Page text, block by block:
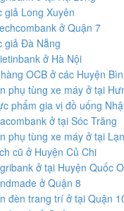
giả Long Xuyên
ở Quận 7
giả Đà Nẵng
ở Hà Nội
OCB ở các Huyện
phụ tùng xe máy ở tại
phẩm gia vị đồ uống
ở tại Sóc Trăng
phụ tùng xe máy ở tại
cũ ở Huyện Củ Chi
ở tại Huyện Quốc
ở Quận 8
đèn trang trí ở tại Quận